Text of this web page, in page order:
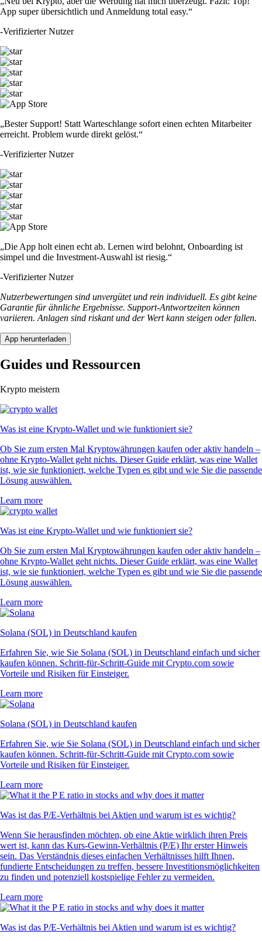
App super übersichtlich und Anmeldung total easy.“
-Verifizierter Nutzer
„Bester Support! Statt Warteschlange sofort einen echten Mitarbeiter
erreicht. Problem wurde direkt gelöst.“
-Verifizierter Nutzer
„Die App holt einen echt ab. Lernen wird belohnt, Onboarding ist
simpel und die Investment-Auswahl ist riesig.“
-Verifizierter Nutzer
Nutzerbewertungen sind unvergütet und rein individuell. Es gibt keine
Garantie für ähnliche Ergebnisse. Support-Antwortzeiten können
variieren. Anlagen sind riskant und der Wert kann steigen oder fallen.
App herunterladen
Guides und Ressourcen
Krypto meistern
Was ist eine Krypto-Wallet und wie funktioniert sie?
Ob Sie zum ersten Mal Kryptowährungen kaufen oder aktiv handeln –
ohne Krypto-Wallet geht nichts. Dieser Guide erklärt, was eine Wallet
ist, wie sie funktioniert, welche Typen es gibt und wie Sie die passende
Lösung auswählen.
Learn more
Was ist eine Krypto-Wallet und wie funktioniert sie?
Ob Sie zum ersten Mal Kryptowährungen kaufen oder aktiv handeln –
ohne Krypto-Wallet geht nichts. Dieser Guide erklärt, was eine Wallet
ist, wie sie funktioniert, welche Typen es gibt und wie Sie die passende
Lösung auswählen.
Learn more
Solana (SOL) in Deutschland kaufen
Erfahren Sie, wie Sie Solana (SOL) in Deutschland einfach und sicher
kaufen können. Schritt-für-Schritt-Guide mit Crypto.com sowie
Vorteile und Risiken für Einsteiger.
Learn more
Solana (SOL) in Deutschland kaufen
Erfahren Sie, wie Sie Solana (SOL) in Deutschland einfach und sicher
kaufen können. Schritt-für-Schritt-Guide mit Crypto.com sowie
Vorteile und Risiken für Einsteiger.
Learn more
Was ist das P/E-Verhältnis bei Aktien und warum ist es wichtig?
Wenn Sie herausfinden möchten, ob eine Aktie wirklich ihren Preis
wert ist, kann das Kurs-Gewinn-Verhältnis (P/E) Ihr erster Hinweis
sein. Das Verständnis dieses einfachen Verhältnisses hilft Ihnen,
fundierte Entscheidungen zu treffen, bessere Investitionsmöglichkeiten
zu finden und potenziell kostspielige Fehler zu vermeiden.
Learn more
Was ist das P/E-Verhältnis bei Aktien und warum ist es wichtig?